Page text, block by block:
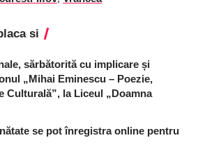
si
sărbătorită cu implicare și
„Mihai Eminescu – Poezie,
Culturală”, la Liceul „Doamna
se pot înregistra online pentru